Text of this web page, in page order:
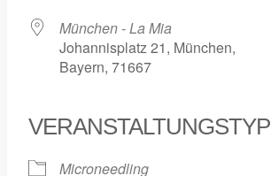
München - La Mia
Johannisplatz 21, München,
Bayern, 71667
VERANSTALTUNGSTYP
Microneedling